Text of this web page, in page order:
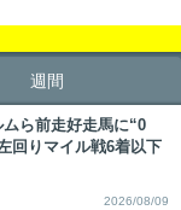
週間
ムら前走好走馬に“0
回りマイル戦6着以下
2026/08/09